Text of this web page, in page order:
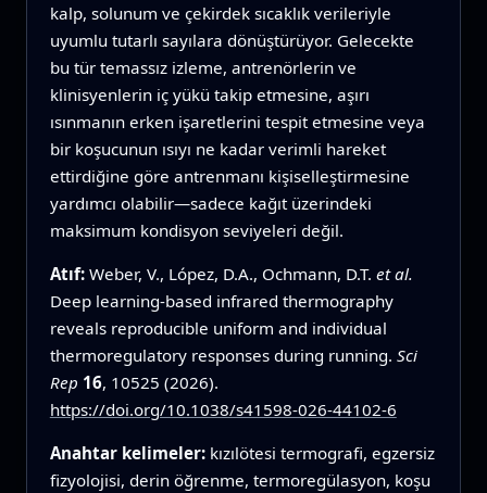
kalp, solunum ve çekirdek sıcaklık verileriyle
uyumlu tutarlı sayılara dönüştürüyor. Gelecekte
bu tür temassız izleme, antrenörlerin ve
klinisyenlerin iç yükü takip etmesine, aşırı
ısınmanın erken işaretlerini tespit etmesine veya
bir koşucunun ısıyı ne kadar verimli hareket
ettirdiğine göre antrenmanı kişiselleştirmesine
yardımcı olabilir—sadece kağıt üzerindeki
maksimum kondisyon seviyeleri değil.
Atıf: Weber, V., López, D.A., Ochmann, D.T. et al.
Deep learning-based infrared thermography
reveals reproducible uniform and individual
thermoregulatory responses during running. Sci
Rep 16, 10525 (2026).
https://doi.org/10.1038/s41598-026-44102-6
Anahtar kelimeler: kızılötesi termografi, egzersiz
fizyolojisi, derin öğrenme, termoregülasyon, koşu